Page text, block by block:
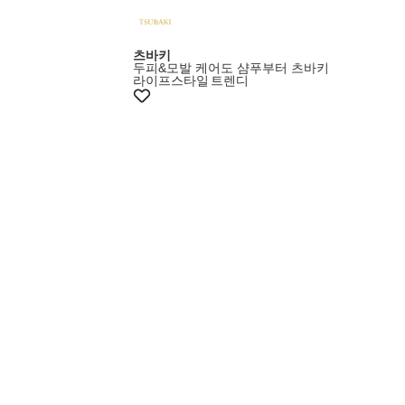
츠바키
두피&모발 케어도 샴푸부터 츠바키
라이프스타일 트렌디